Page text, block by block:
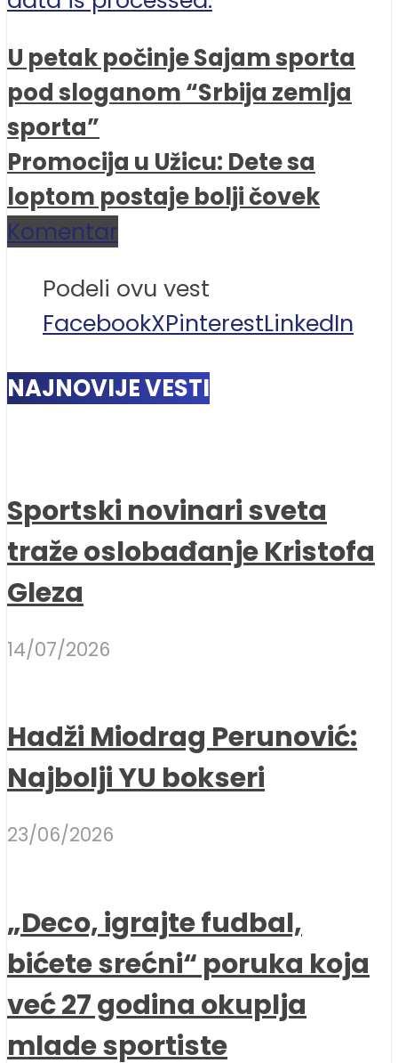
U petak počinje Sajam sporta
pod sloganom “Srbija zemlja
sporta”
Promocija u Užicu: Dete sa
loptom postaje bolji čovek
Komentar
Podeli ovu vest
FacebookXPinterestLinkedIn
NAJNOVIJE VESTI
Sportski novinari sveta
traže oslobađanje Kristofa
Gleza
14/07/2026
Hadži Miodrag Perunović:
Najbolji YU bokseri
23/06/2026
„Deco, igrajte fudbal,
bićete srećni“ poruka koja
već 27 godina okuplja
mlade sportiste